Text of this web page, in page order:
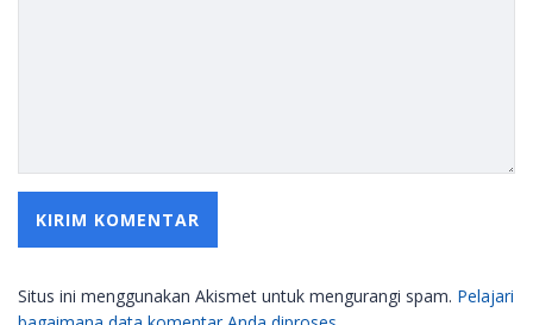
Situs ini menggunakan Akismet untuk mengurangi spam. Pelajari